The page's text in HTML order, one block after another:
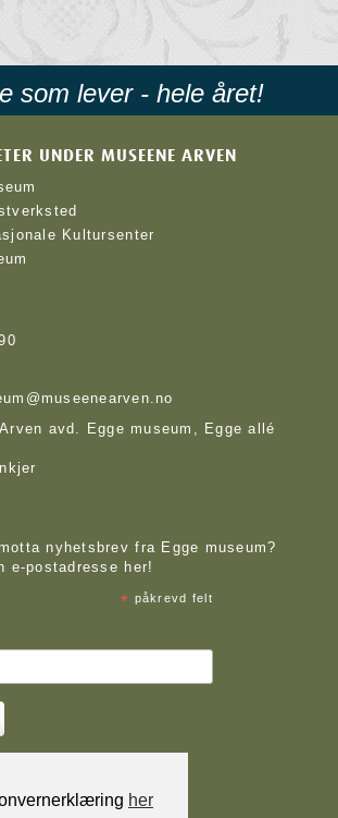
her
som lever - hele året!
UNDER MUSEENE ARVEN
Kultursenter
avd. Egge museum, Egge allé
nyhetsbrev fra Egge museum?
e-postadresse her!
* påkrevd felt